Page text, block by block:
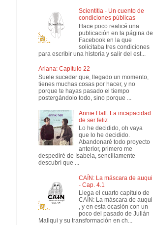
Scientitia - Un cuento de
condiciones públicas
Hace poco realicé una
publicación en la página de
Facebook en la que
solicitaba tres condiciones
para escribir una historia y salir del est...
Ariana: Capítulo 22
Suele suceder que, llegado un momento,
tienes muchas cosas por hacer, y no
porque te hayas pasado el tiempo
postergándolo todo, sino porque ...
Annie Hall: La incapacidad
de ser feliz
Lo he decidido, oh vaya
que lo he decidido.
Abandonaré todo proyecto
anterior, primero me
despediré de Isabela, sencillamente
descubrí que ...
CAÍN: La máscara de auqui
- Cap. 4.1
Llega el cuarto capítulo de
CAÍN: La máscara de auqui
, y en esta ocasión con un
poco del pasado de Julián
Mallqui y su transformación en ch...